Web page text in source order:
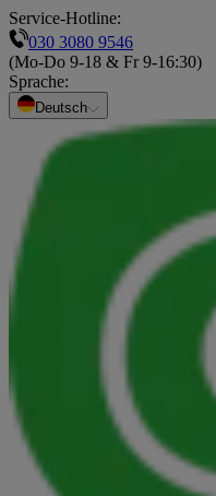
Service-Hotline:
030 3080 9546
(Mo-Do 9-18 & Fr 9-16:30)
Sprache:
Deutsch